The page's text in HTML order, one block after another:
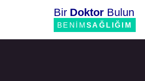
Bir Doktor Bulun
BENİMSAĞLIĞIM